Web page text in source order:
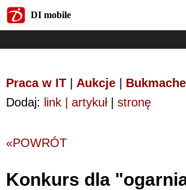
DI mobile
Praca w IT Aukcje
Dodaj: link | artykuł| stronę
«POWRÓT
Konkurs dla
DI mobile